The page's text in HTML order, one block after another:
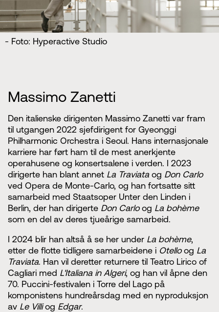
- Foto: Hyperactive Studio
Massimo Zanetti
Den italienske dirigenten Massimo Zanetti var fram
til utgangen 2022 sjefdirigent for Gyeonggi
Philharmonic Orchestra i Seoul. Hans internasjonale
karriere har ført ham til de mest anerkjente
operahusene og konsertsalene i verden. I 2023
dirigerte han blant annet La Traviata og Don Carlo
ved Opera de Monte-Carlo, og han fortsatte sitt
samarbeid med Staatsoper Unter den Linden i
Berlin, der han dirigerte Don Carloog La bohème
som en del av deres tjueårige samarbeid.
I 2024 blir han altså å se her under La bohème,
etter de flotte tidligere samarbeidene i Otelloog La
Traviata. Han vil deretter returnere til Teatro Lirico of
Cagliari med L'Italiana in Algeri, og han vil åpne den
70. Puccini-festivalen i Torre del Lago på
komponistens hundreårsdag med en nyproduksjon
av Le Villiog Edgar.